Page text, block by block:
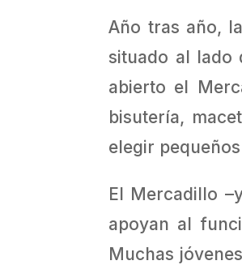
Año tras año,
situado al lado
abierto el
bisutería,
elegir
El Mercadillo
apoyan al
Muchas